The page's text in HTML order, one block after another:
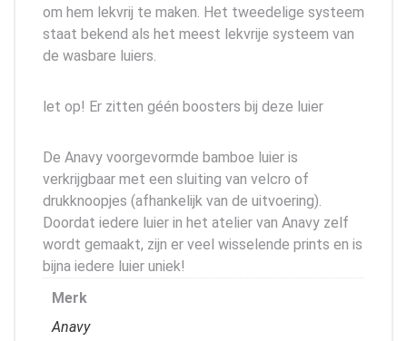
om hem lekvrij te maken. Het tweedelige systeem
staat bekend als het meest lekvrije systeem van
de wasbare luiers.
let op! Er zitten géén boosters bij deze luier
De Anavy voorgevormde bamboe luier is
verkrijgbaar met een sluiting van velcro of
drukknoopjes (afhankelijk van de uitvoering).
Doordat iedere luier in het atelier van Anavy zelf
wordt gemaakt, zijn er veel wisselende prints en is
bijna iedere luier uniek!
Merk
Anavy